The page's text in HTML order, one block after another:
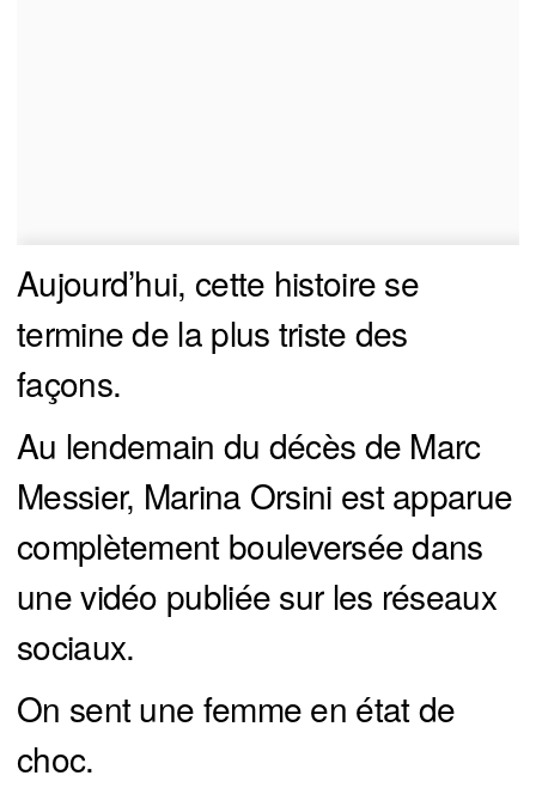
Aujourd’hui, cette histoire se
termine de la plus triste des
façons.
Au lendemain du décès de Marc
Messier, Marina Orsini est apparue
complètement bouleversée dans
une vidéo publiée sur les réseaux
sociaux.
On sent une femme en état de
choc.